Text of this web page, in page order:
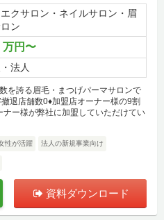
クサロン・ネイルサロン・眉
ン
万円〜
法人
を誇る眉毛・まつげパーマサロンで
退店舗数0♦加盟店オーナー様の9割
ー様が弊社に加盟していただけてい
性が活躍 法人の新規事業向け
資料ダウンロード